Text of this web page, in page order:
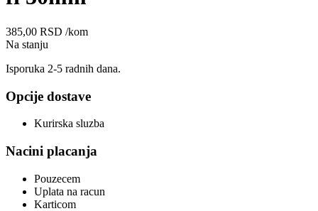
385,00 RSD /kom
Na stanju
Isporuka 2-5 radnih dana.
Opcije dostave
Kurirska sluzba
Nacini placanja
Pouzecem
Uplata na racun
Karticom